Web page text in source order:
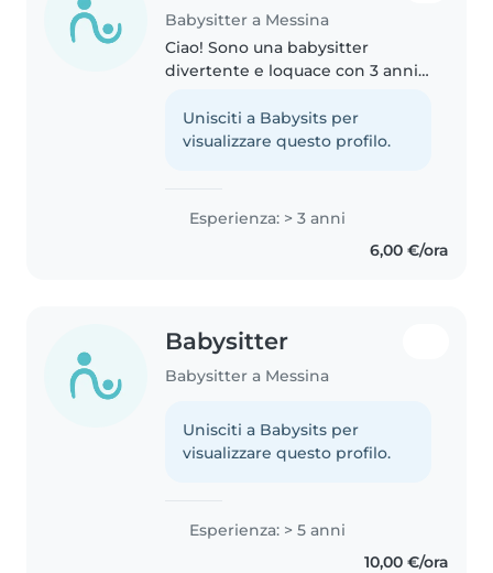
Babysitter a Messina
Ciao! Sono una babysitter
divertente e loquace con 3 anni
prescolare e scolare. Sono brava
a disegnare, leggere e fare
Unisciti a Babysits per
visualizzare questo profilo.
Esperienza: > 3 anni
6,00 €/ora
Babysitter
Babysitter a Messina
Unisciti a Babysits per
visualizzare questo profilo.
Esperienza: > 5 anni
10,00 €/ora